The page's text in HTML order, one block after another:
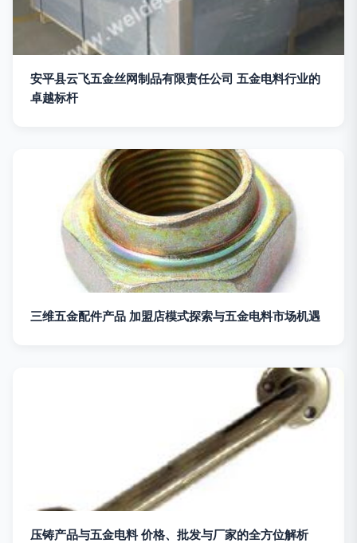
安平县云飞五金丝网制品有限责任公司 五金电料行业的
卓越标杆
三维五金配件产品 加盟店模式探索与五金电料市场机遇
压铸产品与五金电料 价格、批发与厂家的全方位解析